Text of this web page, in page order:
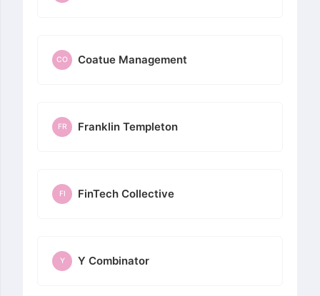
CO Coatue Management
FR Franklin Templeton
FI FinTech Collective
Y Y Combinator